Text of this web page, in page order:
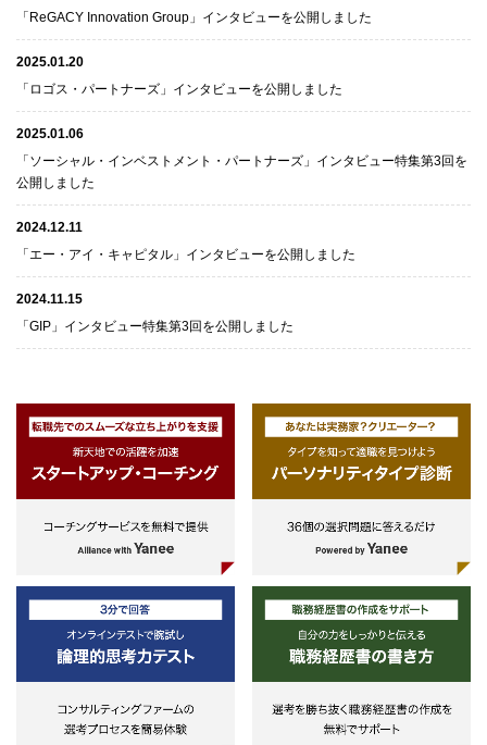
「ReGACY Innovation Group」インタビューを公開しました
2025.01.20
「ロゴス・パートナーズ」インタビューを公開しました
2025.01.06
「ソーシャル・インベストメント・パートナーズ」インタビュー特集第3回を
公開しました
2024.12.11
「エー・アイ・キャピタル」インタビューを公開しました
2024.11.15
「GIP」インタビュー特集第3回を公開しました